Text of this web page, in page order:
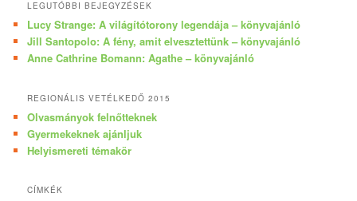
LEGUTÓBBI BEJEGYZÉSEK
Lucy Strange: A világítótorony legendája – könyvajánló
Jill Santopolo: A fény, amit elvesztettünk – könyvajánló
Anne Cathrine Bomann: Agathe – könyvajánló
REGIONÁLIS VETÉLKEDŐ 2015
Olvasmányok felnőtteknek
Gyermekeknek ajánljuk
Helyismereti témakör
CÍMKÉK